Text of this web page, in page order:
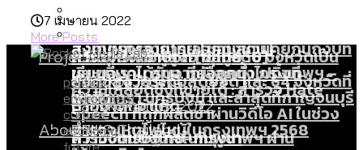
Vote62 ขอบคุณประชาชนที่ร่วม
สังเกตการณ์การเลือกตั้งชวนคุยกันถึงบท
เรียนที่เราได้รับจากเลือกตั้ง กรุงเทพฯ –
พัทยา
ขยะของคน กทม. ที่ยังถูกนำไปทิ้งที่
ฉะเชิงเทรา นครปฐม และล่าสุดที่กาญจนบุรี
ความเกลียดชังที่ขายได้ : สำรวจ Hate
Speech ที่ถูกผลิตซ้ำผ่านวิดีโอ AI ในช่วง
ความขัดแย้งไทย-กัมพูชา
ค่าฝุ่นในกรุงเทพฯ 2025 เทียบกับจำนวน
ควันบุหรี่ที่เข้าปอด [ข้อมูลดิบ]
สำรวจเศรษฐกิจในกรุงเทพฯ ผ่าน
สำรวจสังคมผู้สูงอายุไทย : 6 จังหวัดเป็น
สังคมสูงวัยระดับสุดยอด และ 64 จังหวัดที่
ตายมากกว่าเกิด
สังคมผู้สูงอายุไทย [ข้อมูลดิบ]
สำรวจเหตุไฟไหม้ในกรุงเทพฯ 2568
Project
Bangkok Index
Bangkok Index 2022
DEMO Thailand
About Us
7 เมษายน 2022
More Posts
politics
environment
culture
economy
future